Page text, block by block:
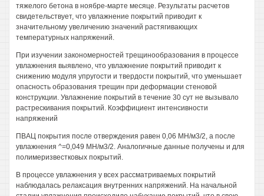
тяжелого бетона в ноябре-марте месяце. Результаты расчетов
свидетельствует, что увлажнение покрытий приводит к
значительному увеличению значений растягивающих
температурных напряжений.
При изучении закономерностей трещинообразования в процессе
увлажнения выявлено, что увлажнение покрытий приводит к
снижению модуля упругости и твердости покрытий, что уменьшает
опасность образования трещин при деформации стеновой
конструкции. Увлажнение покрытий в течение 30 сут не вызывало
растрескивания покрытий. Коэффициент интенсивности
напряжений
ПВАЦ покрытия после отверждения равен 0,06 МН/м3/2, а после
увлажнения ^=0,049 МН/м3/2. Аналогичные данные получены и для
полимеризвестковых покрытий.
В процессе увлажнения у всех рассматриваемых покрытий
наблюдалась релаксация внутренних напряжений. На начальной